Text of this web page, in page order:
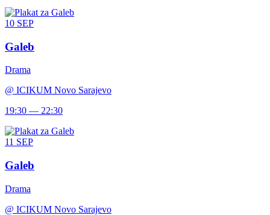
10 SEP
Galeb
Drama
@ ICIKUM Novo Sarajevo
19:30 — 22:30
11 SEP
Galeb
Drama
@ ICIKUM Novo Sarajevo